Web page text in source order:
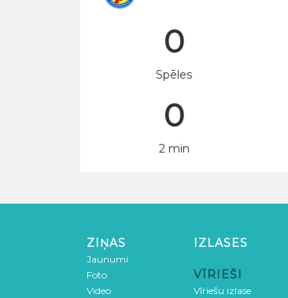
0
Spēles
0
2 min
ZIŅAS
Jaunumi
Foto
Video
IZLASES
VĪRIEŠI
Vīriešu izlase